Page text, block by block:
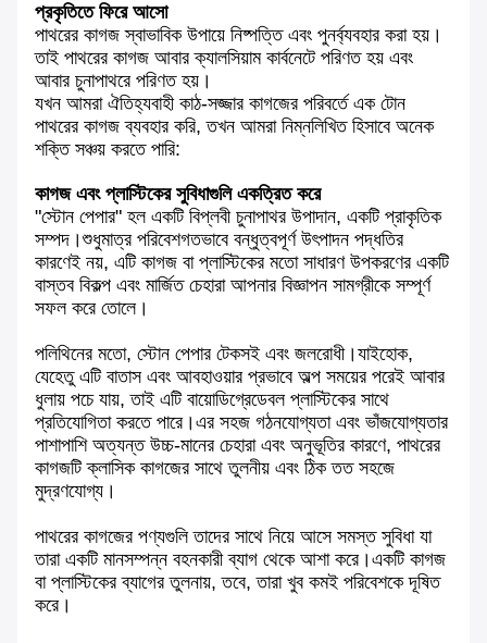
প্রকৃতিতে ফিরে আসো
পাথরের কাগজ স্বাভাবিক উপায়ে নিষ্পত্তি এবং পুনর্ব্যবহার করা হয়।
তাই পাথরের কাগজ আবার ক্যালসিয়াম কার্বনেটে পরিণত হয় এবং
আবার চুনাপাথরে পরিণত হয়।
যখন আমরা ঐতিহ্যবাহী কাঠ-সজ্জার কাগজের পরিবর্তে এক টোন
পাথরের কাগজ ব্যবহার করি, তখন আমরা নিম্নলিখিত হিসাবে অনেক
শক্তি সঞ্চয় করতে পারি:
কাগজ এবং প্লাস্টিকের সুবিধাগুলি একত্রিত করে
"স্টোন পেপার" হল একটি বিপ্লবী চুনাপাথর উপাদান, একটি প্রাকৃতিক
সম্পদ।শুধুমাত্র পরিবেশগতভাবে বন্ধুত্বপূর্ণ উৎপাদন পদ্ধতির
কারণেই নয়, এটি কাগজ বা প্লাস্টিকের মতো সাধারণ উপকরণের একটি
বাস্তব বিকল্প এবং মার্জিত চেহারা আপনার বিজ্ঞাপন সামগ্রীকে সম্পূর্ণ
সফল করে তোলে।
পলিথিনের মতো, স্টোন পেপার টেকসই এবং জলরোধী।যাইহোক,
যেহেতু এটি বাতাস এবং আবহাওয়ার প্রভাবে অল্প সময়ের পরেই আবার
ধুলায় পচে যায়, তাই এটি বায়োডিগ্রেডেবল প্লাস্টিকের সাথে
প্রতিযোগিতা করতে পারে।এর সহজ গঠনযোগ্যতা এবং ভাঁজযোগ্যতার
পাশাপাশি অত্যন্ত উচ্চ-মানের চেহারা এবং অনুভূতির কারণে, পাথরের
কাগজটি ক্লাসিক কাগজের সাথে তুলনীয় এবং ঠিক তত সহজে
মুদ্রণযোগ্য।
পাথরের কাগজের পণ্যগুলি তাদের সাথে নিয়ে আসে সমস্ত সুবিধা যা
তারা একটি মানসম্পন্ন বহনকারী ব্যাগ থেকে আশা করে।একটি কাগজ
বা প্লাস্টিকের ব্যাগের তুলনায়, তবে, তারা খুব কমই পরিবেশকে দূষিত
করে।